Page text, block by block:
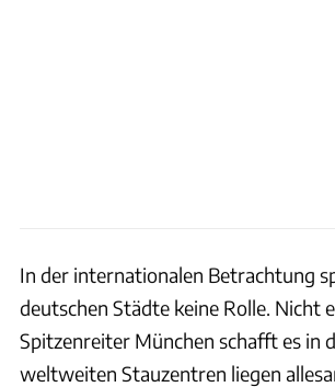
In der internationalen Betrachtung
deutschen Städte keine Rolle. Nicht
Spitzenreiter München schafft es in
weltweiten Stauzentren liegen